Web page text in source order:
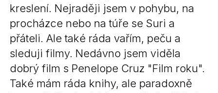
kreslení. Nejraději jsem v pohybu, na
procházce nebo na túře se Suri a
přáteli. Ale také ráda vařím, peču a
sleduji filmy. Nedávno jsem viděla
dobrý film s Penelope Cruz "Film roku".
Také mám ráda knihy, ale paradoxně